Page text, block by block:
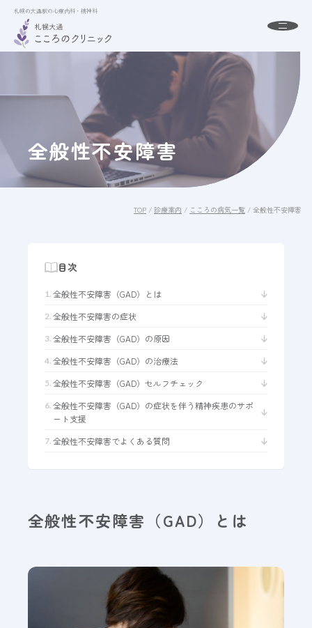
札幌の大通駅の心療内科・精神科
全般性不安障害
TOP / 診療案内 / こころの病気一覧 / 全般性不安障害
目次
全般性不安障害（GAD）とは
全般性不安障害の症状
全般性不安障害（GAD）の原因
全般性不安障害（GAD）の治療法
全般性不安障害（GAD）セルフチェック
全般性不安障害（GAD）の症状を伴う精神疾患のサポ
ート支援
全般性不安障害でよくある質問
全般性不安障害（GAD）とは
札幌の大通駅の心療内科・精神科
About 札幌大通こころのクリニックとは
初めての方へ
Menu
Doctor ドクター紹介
アクセス
WEB予約
18歳未満の方へ